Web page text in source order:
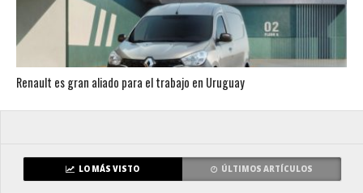
Renault es gran aliado para el trabajo en Uruguay
LO MÁS VISTO ÚLTIMOS ARTÍCULOS